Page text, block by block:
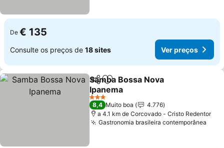
De € 135
Consulte os preços de 18 sites Ver preços
PartilharAdicionar aos favoritos
Samba Bossa Nova
Ipanema
3 Estrelas
8,4 Muito boa
4.776
a 4.1 km de Corcovado - Cristo Redentor
Gastronomia brasileira contemporânea